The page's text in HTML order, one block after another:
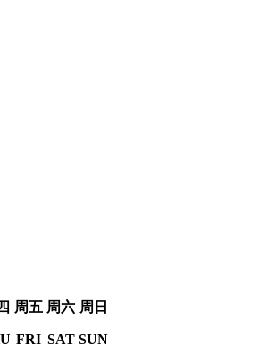
周五
FRI
周六
SAT
周 日
SUN